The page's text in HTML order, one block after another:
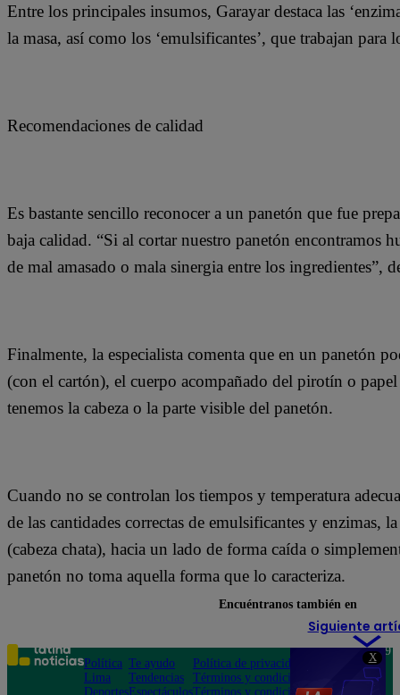
X
Entre los principales insumos, Garayar destaca las
la masa, así como los ‘emulsificantes’, que trabajan
Recomendaciones de calidad
Es bastante sencillo reconocer a un panetón que fue
baja calidad. “Si al cortar nuestro panetón encontramos
de mal amasado o mala sinergia entre los ingredientes”,
Finalmente, la especialista comenta que en un panetón
(con el cartón), el cuerpo acompañado del pirotín o
tenemos la cabeza o la parte visible del panetón.
Cuando no se controlan los tiempos y temperatura
de las cantidades correctas de emulsificantes y enzimas,
(cabeza chata), hacia un lado de forma caída o
panetón no toma aquella forma que lo caracteriza.
Siguiente
Encuéntranos también en
Política
Lima
Deportes
Te ayudo
Tendencias
Espectáculos
Política de privacidad
Términos y condiciones
Términos y condiciones
Teléfono: 219
Av. San